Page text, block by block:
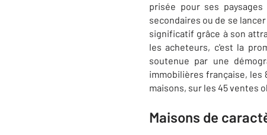
prisée pour ses
secondaires ou de se
significatif grâce à son
les acheteurs, c'est la
soutenue par une
immobilières française, les
maisons, sur les 45 ventes
Maisons de